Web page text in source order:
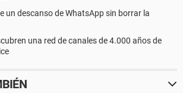
un descanso de WhatsApp sin borrar la
una red de canales de 4.000 años de